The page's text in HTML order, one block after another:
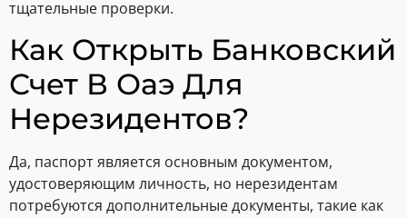
тщательные проверки.
Как Открыть Банковский
Счет В Оаэ Для
Нерезидентов?
Да, паспорт является основным документом,
удостоверяющим личность, но нерезидентам
потребуются дополнительные документы, такие как